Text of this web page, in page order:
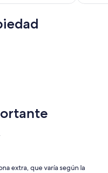
extra, que varía según la